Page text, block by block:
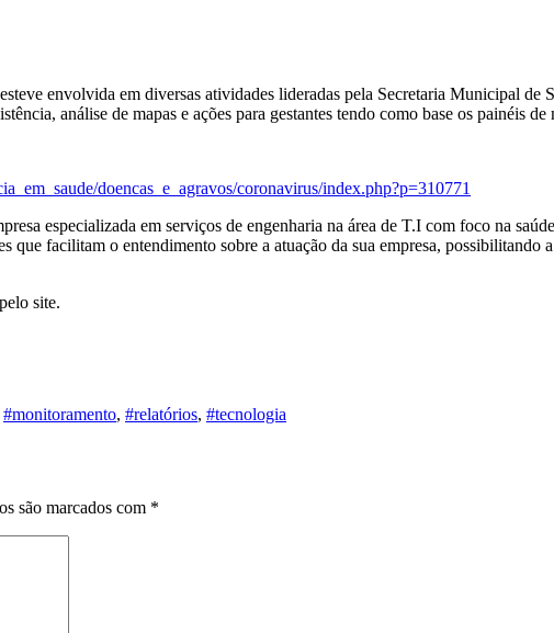
envolvida em diversas atividades lideradas pela Secretaria Municipal
análise de mapas e ações para gestantes tendo como base os painéis
doencas_e_agravos/coronavirus/index.php?p=310771
especializada em serviços de engenharia na área de T.I com foco na
que facilitam o entendimento sobre a atuação da sua empresa,
site.
#monitoramento, #relatórios, #tecnologia
são marcados com *